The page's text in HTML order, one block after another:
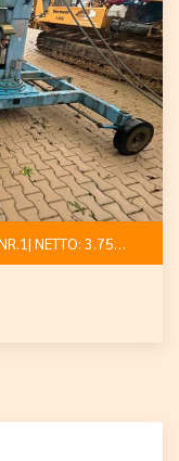
NETTO: 3.750 €